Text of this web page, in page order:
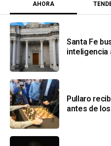
AHORA
Santa Fe
inteligencia
Pullaro
antes de